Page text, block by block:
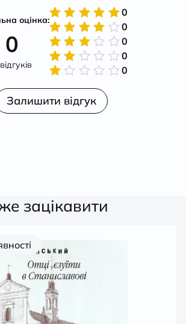
оцінка:
0
Оцінено
в5 з 5
0
Оцінено
в4 з
5
0
Оцінено
в3 з
5
0
Оцінено
0
Оцінено
в
1
0
Залишити відгук
зацікавити